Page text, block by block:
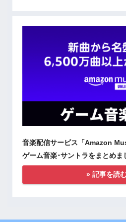
音楽配信サービス「Amazon
ゲーム音楽･サントラをまとめま
» 記事を読